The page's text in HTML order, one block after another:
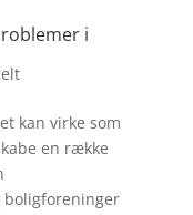
i
kan virke som
en række